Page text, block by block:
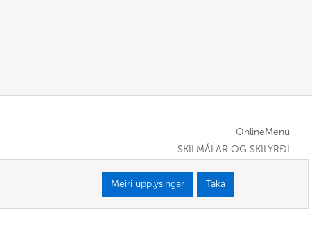
OnlineMenu
SKILMÁLAR OG SKILYRÐI
Meiri upplýsingar Taka